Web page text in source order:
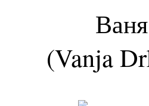
(Vanja